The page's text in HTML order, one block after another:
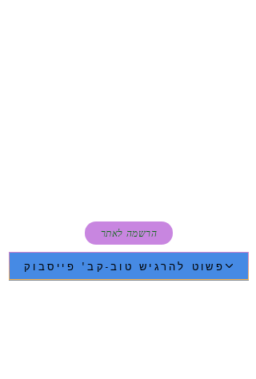
הרשמה לאתר
פשוט להרגיש טוב-קב' פייסבוק